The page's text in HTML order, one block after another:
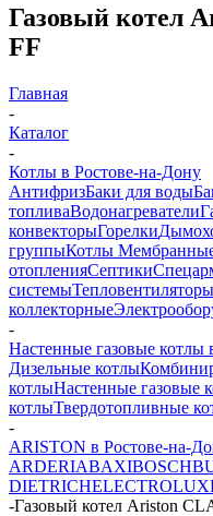
Газовый котел
FF
Главная
-
Каталог
-
Котлы в Ростове-на-Дону
АнтифризБаки для воды
топливаВодонагреватели
конвекторыГорелки
группыКотлы
отопленияСептики
системыТепловентиляторы
коллекторные
-
Настенные газовые котлы
Дизельные котлы
котлыНастенные газовые
котлыТвердотопливные
-
ARISTON в Ростове-на-
ARDERIABAXIBOSCH
DIETRICHELECTROLUX
-Газовый котел Ariston